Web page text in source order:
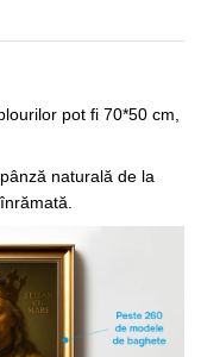
pot fi 70*50 cm,
naturală de la